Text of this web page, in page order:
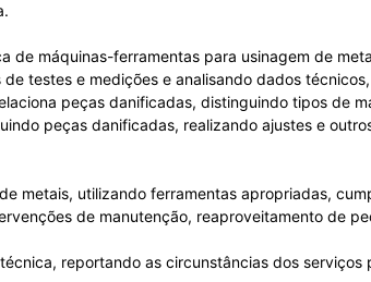
de máquinas-ferramentas para usinagem de
testes e medições e analisando dados
peças danificadas, distinguindo tipos de
peças danificadas, realizando ajustes e
metais, utilizando ferramentas apropriadas,
de manutenção, reaproveitamento de
reportando as circunstâncias dos serviços